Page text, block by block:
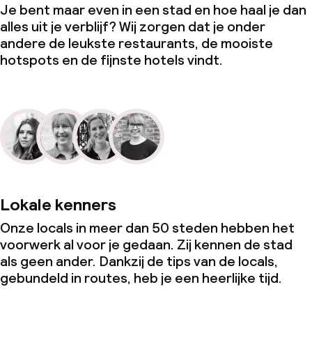
Je bent maar even in een stad en hoe haal je dan
alles uit je verblijf? Wij zorgen dat je onder
andere de leukste restaurants, de mooiste
hotspots en de fijnste hotels vindt.
Lokale kenners
Onze locals in meer dan 50 steden hebben het
voorwerk al voor je gedaan. Zij kennen de stad
als geen ander. Dankzij de tips van de locals,
gebundeld in routes, heb je een heerlijke tijd.